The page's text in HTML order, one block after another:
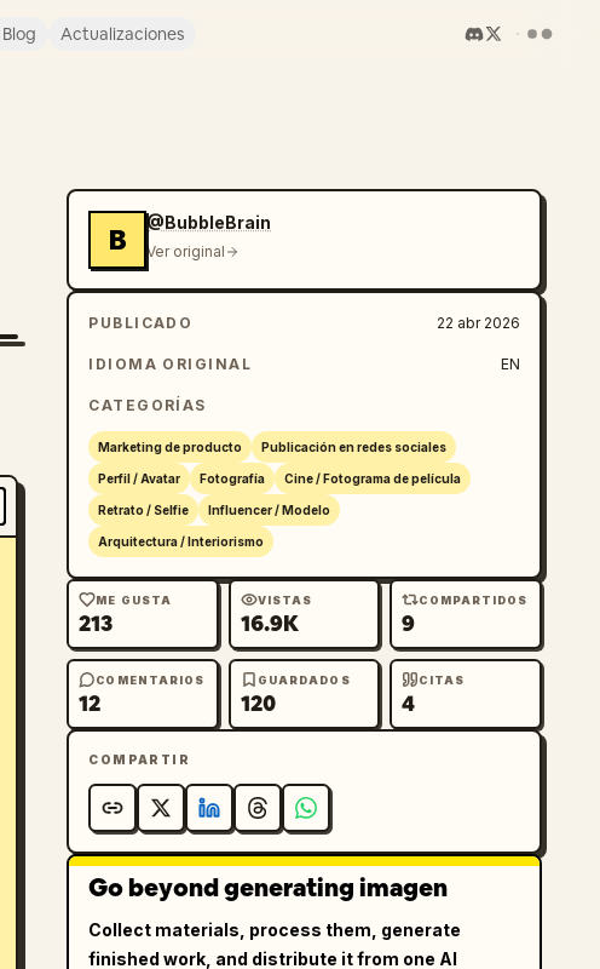
Blog Actualizaciones
B
@BubbleBrain
Ver original
PUBLICADO 22 abr 2026
IDIOMA ORIGINAL EN
CATEGORÍAS
Marketing de producto Publicación en redes sociales
Perfil / Avatar Fotografía Cine / Fotograma de película
Retrato / Selfie Influencer / Modelo
Arquitectura / Interiorismo
ME GUSTA
213
VISTAS
16.9K
COMPARTIDOS
9
COMENTARIOS
12
GUARDADOS
120
CITAS
4
COMPARTIR
Go beyond generating imagen
Collect materials, process them, generate
finished work, and distribute it from one AI